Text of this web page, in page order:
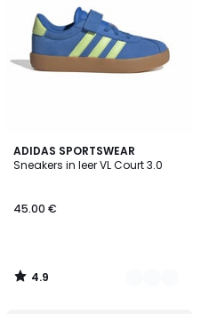
ADIDAS SPORTSWEAR
Sneakers in leer VL Court 3.0
45.00 €
4.9
/ 5
4
Kleuren
4.9
/